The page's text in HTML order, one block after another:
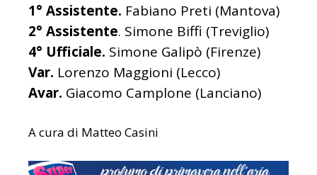
1° Assistente. Fabiano Preti (Mantova)
2° Assistente. Simone Biffi (Treviglio)
4° Ufficiale. Simone Galipò (Firenze)
Var. Lorenzo Maggioni (Lecco)
Avar. Giacomo Camplone (Lanciano)
A cura di Matteo Casini